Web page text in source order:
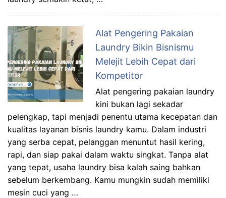
Alat Pengering Pakaian
Laundry Bikin Bisnismu
Melejit Lebih Cepat dari
Kompetitor
Alat pengering pakaian laundry
kini bukan lagi sekadar
pelengkap, tapi menjadi penentu utama kecepatan dan
kualitas layanan bisnis laundry kamu. Dalam industri
yang serba cepat, pelanggan menuntut hasil kering,
rapi, dan siap pakai dalam waktu singkat. Tanpa alat
yang tepat, usaha laundry bisa kalah saing bahkan
sebelum berkembang. Kamu mungkin sudah memiliki
mesin cuci yang …